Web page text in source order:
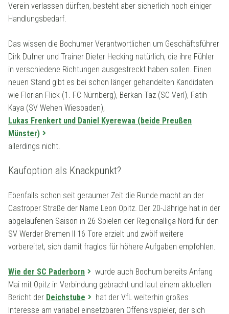
Verein verlassen dürften, besteht aber sicherlich noch einiger
Handlungsbedarf.
Das wissen die Bochumer Verantwortlichen um Geschäftsführer
Dirk Dufner und Trainer Dieter Hecking natürlich, die ihre Fühler
in verschiedene Richtungen ausgestreckt haben sollen. Einen
neuen Stand gibt es bei schon länger gehandelten Kandidaten
wie Florian Flick (1. FC Nürnberg), Berkan Taz (SC Verl), Fatih
Kaya (SV Wehen Wiesbaden),
Lukas Frenkert und Daniel Kyerewaa (beide Preußen
Münster)
allerdings nicht.
Kaufoption als Knackpunkt?
Ebenfalls schon seit geraumer Zeit die Runde macht an der
Castroper Straße der Name Leon Opitz. Der 20-Jährige hat in der
abgelaufenen Saison in 26 Spielen der Regionalliga Nord für den
SV Werder Bremen II 16 Tore erzielt und zwölf weitere
vorbereitet, sich damit fraglos für höhere Aufgaben empfohlen.
Wie der SC Paderborn
wurde auch Bochum bereits Anfang
Mai mit Opitz in Verbindung gebracht und laut einem aktuellen
Bericht der Deichstube
hat der VfL weiterhin großes
Interesse am variabel einsetzbaren Offensivspieler, der sich